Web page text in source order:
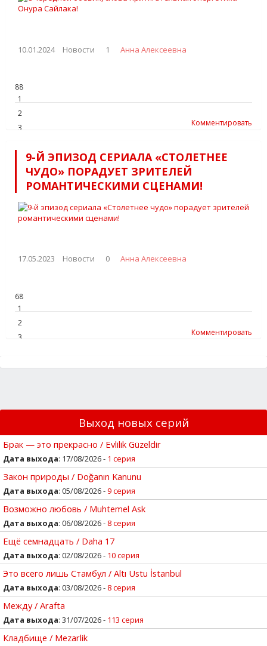
10.01.2024 Новости 1 Анна Алексеевна
88
1
2
3
Комментировать
9-Й ЭПИЗОД СЕРИАЛА «СТОЛЕТНЕЕ
ЧУДО» ПОРАДУЕТ ЗРИТЕЛЕЙ
РОМАНТИЧЕСКИМИ СЦЕНАМИ!
17.05.2023 Новости 0 Анна Алексеевна
68
1
2
3
5
Комментировать
Выход новых серий
Брак — это прекрасно / Evlilik Güzeldir
Дата выхода: 17/08/2026 - 1 серия
Закон природы / Doğanın Kanunu
Дата выхода: 05/08/2026 -9 серия
Возможно любовь / Muhtemel Ask
Дата выхода: 06/08/2026 - 8 серия
Ещё семнадцать / Daha 17
Дата выхода: 02/08/2026 - 10 серия
Это всего лишь Стамбул / Altı Ustu İstanbul
Дата выхода: 03/08/2026 - 8 серия
Между / Arafta
Дата выхода: 31/07/2026 - 113 серия
Кладбище / Mezarlik